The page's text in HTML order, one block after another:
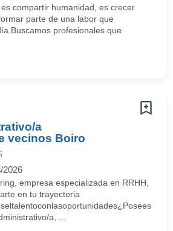
compartir humanidad, es crecer
parte de una labor que
profesionales que
a
vecinos Boiro
2026
empresa especializada en RRHH,
en tu trayectoria
a, ...